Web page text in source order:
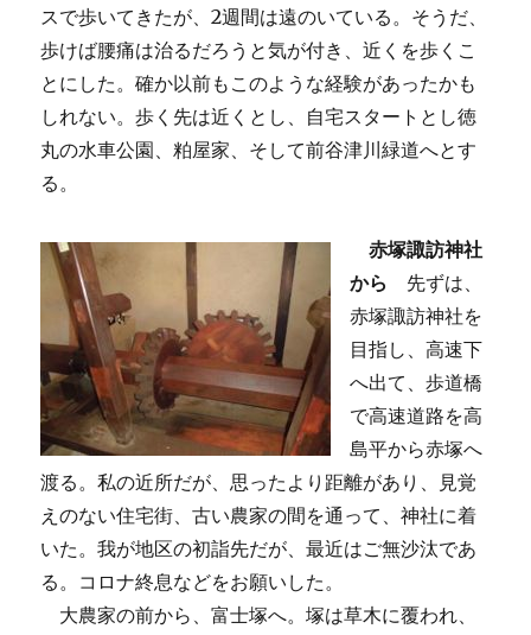
スで歩いてきたが、2週間は遠のいている。そうだ、
歩けば腰痛は治るだろうと気が付き、近くを歩くこ
とにした。確か以前もこのような経験があったかも
しれない。歩く先は近くとし、自宅スタートとし徳
丸の水車公園、粕屋家、そして前谷津川緑道へとす
る。
赤塚諏訪神社
から
先ずは、
赤塚諏訪神社を
目指し、高速下
へ出て、歩道橋
で高速道路を高
島平から赤塚へ
渡る。私の近所だが、思ったより距離があり、見覚
えのない住宅街、古い農家の間を通って、神社に着
いた。我が地区の初詣先だが、最近はご無沙汰であ
る。コロナ終息などをお願いした。
大農家の前から、富士塚へ。塚は草木に覆われ、